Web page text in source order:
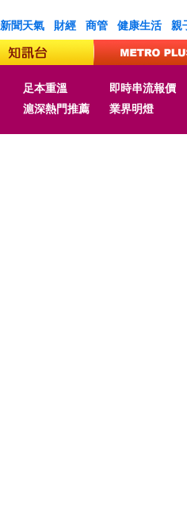
新聞天氣 財經 商管 健康生活 親
足本重溫
即時串流報價
滬深熱門推薦 業界明燈